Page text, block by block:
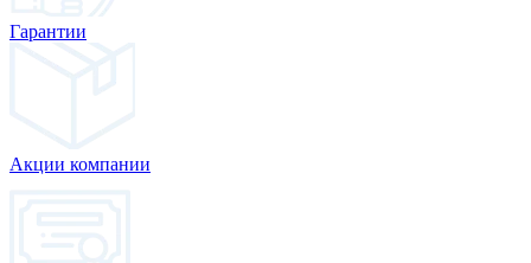
Гарантии
Акции компании